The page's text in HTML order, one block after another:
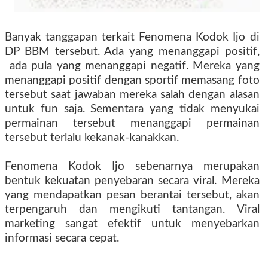
Banyak tanggapan terkait Fenomena Kodok Ijo di
DP BBM tersebut. Ada yang menanggapi positif,
ada pula yang menanggapi negatif. Mereka yang
menanggapi positif dengan sportif memasang foto
tersebut saat jawaban mereka salah dengan alasan
untuk fun saja. Sementara yang tidak menyukai
permainan tersebut menanggapi permainan
tersebut terlalu kekanak-kanakkan.
Fenomena Kodok Ijo sebenarnya merupakan
bentuk kekuatan penyebaran secara viral. Mereka
yang mendapatkan pesan berantai tersebut, akan
terpengaruh dan mengikuti tantangan. Viral
marketing sangat efektif untuk menyebarkan
informasi secara cepat.